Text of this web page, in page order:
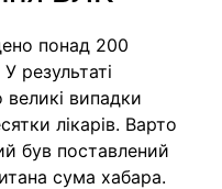
понад 200
результаті
великі випадки
лікарів. Варто
був поставлений
сума хабара.